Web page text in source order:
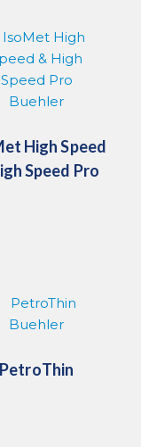
High Speed
Speed ​​Pro
PetroThin